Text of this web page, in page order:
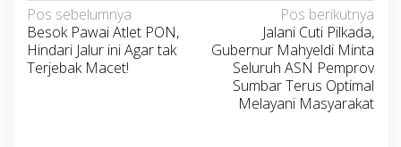
Navigasi
pos
Pos sebelumnya
Besok Pawai Atlet PON,
Hindari Jalur ini Agar tak
Terjebak Macet!
Pos berikutnya
Jalani Cuti Pilkada,
Gubernur Mahyeldi Minta
Seluruh ASN Pemprov
Sumbar Terus Optimal
Melayani Masyarakat